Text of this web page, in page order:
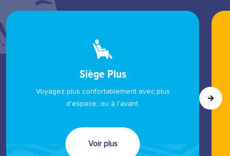
Siège Plus
Voyagez plus confortablement avec plus
d'espace, ou à l'avant.
Voir plus